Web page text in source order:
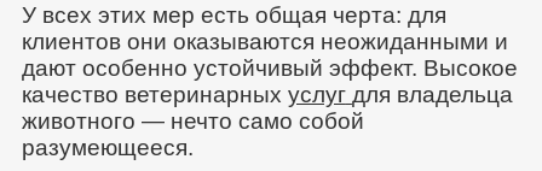
У всех этих мер есть общая черта: для
клиентов они оказываются неожиданными и
дают особенно устойчивый эффект. Высокое
качество ветеринарных услуг для владельца
животного — нечто само собой
разумеющееся.